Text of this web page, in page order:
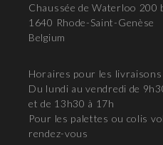
Chaussée de Waterloo 200
1640 Rhode-Saint-Genèse
Belgium
Horaires pour les livraisons
Du lundi au vendredi de
et de 13h30 à 17h
Pour les palettes ou colis
rendez-vous